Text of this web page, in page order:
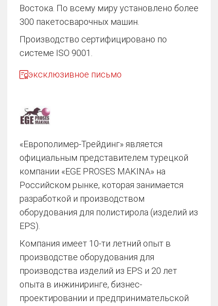
Востока. По всему миру установлено более
300 пакетосварочных машин.
Производство сертифицировано по
системе ISO 9001.
эксклюзивное письмо
«Европолимер-Трейдинг» является
официальным представителем турецкой
компании «EGE PROSES MAKINA» на
Российском рынке, которая занимается
разработкой и производством
оборудования для полистирола (изделий из
EPS).
Компания имеет 10-ти летний опыт в
производстве оборудования для
производства изделий из EPS и 20 лет
опыта в инжиниринге, бизнес-
проектировании и предпринимательской